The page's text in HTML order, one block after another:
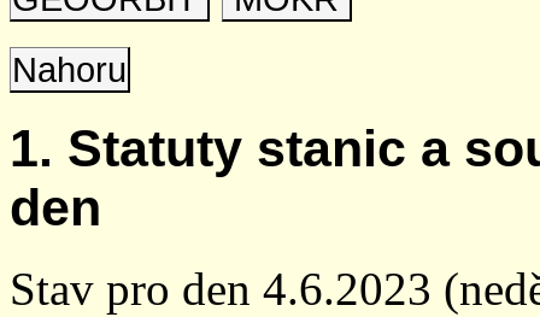
Nahoru
1. Statuty stanic a
den
Stav pro den 4.6.2023